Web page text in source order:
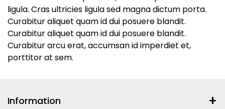
ligula. Cras ultricies ligula sed magna dictum porta.
Curabitur aliquet quam id dui posuere blandit.
Curabitur aliquet quam id dui posuere blandit.
Curabitur arcu erat, accumsan id imperdiet et,
porttitor at sem.
Information